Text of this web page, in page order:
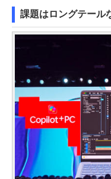
課題はロングテール